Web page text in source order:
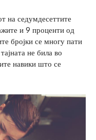
на седумдесеттите
и 9 проценти од
бројки се многу пати
не била во
навики што се